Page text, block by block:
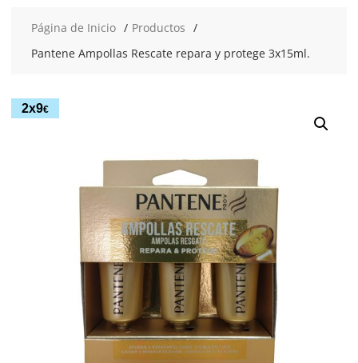
Página de Inicio
Productos
Pantene Ampollas Rescate repara y protege 3x15ml.
2x9€